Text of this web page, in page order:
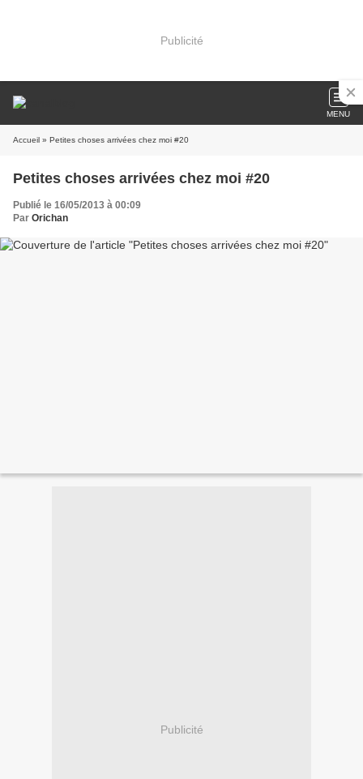
Publicité
MENU
Accueil » Petites choses arrivées chez moi #20
Petites choses arrivées chez moi #20
Publié le 16/05/2013 à 00:09
Par Orichan
Publicité